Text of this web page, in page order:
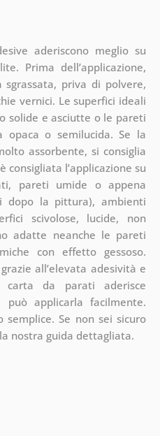
aderiscono meglio su
Prima dell’applicazione,
priva di polvere,
vernici. Le superfici ideali
solide e asciutte o le pareti
opaca o semilucida. Se la
assorbente, si consiglia
consigliata l’applicazione su
pareti umide o appena
dopo la pittura), ambienti
scivolose, lucide, non
adatte neanche le pareti
con effetto gessoso.
all’elevata adesività e
da parati aderisce
applicarla facilmente.
Se non sei sicuro
nostra guida dettagliata.